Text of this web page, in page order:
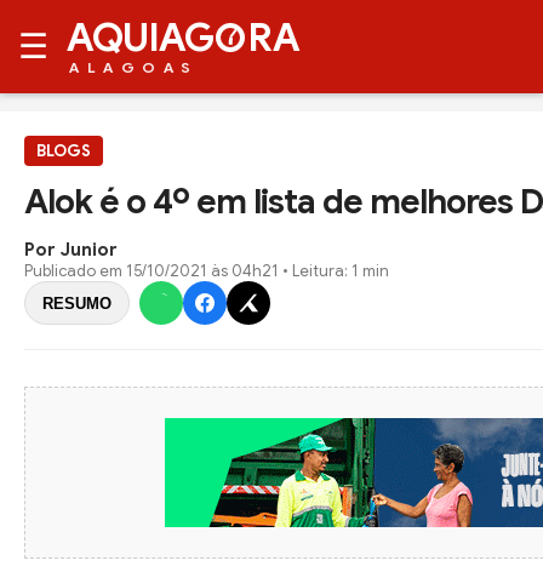
☰ AQUIAG RA
ALAGOAS
BLOGS
Alok é o 4º em lista de melhores
Por Junior
Publicado em 15/10/2021 às 04h21 • Leitura: 1 min
RESUMO